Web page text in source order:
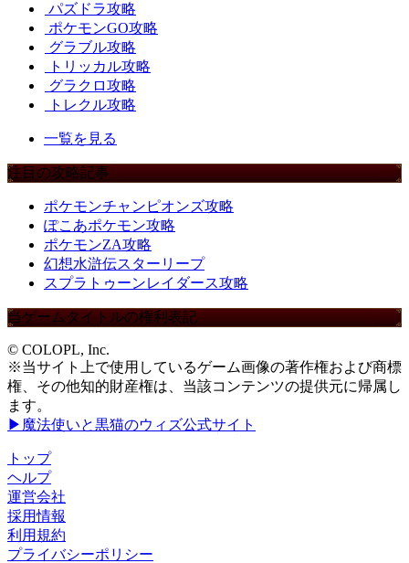
パズドラ攻略
ポケモンGO攻略
グラブル攻略
トリッカル攻略
グラクロ攻略
トレクル攻略
一覧を見る
注目の攻略記事
ポケモンチャンピオンズ攻略
ぽこあポケモン攻略
ポケモンZA攻略
幻想水滸伝スターリープ
スプラトゥーンレイダース攻略
当ゲームタイトルの権利表記
© COLOPL, Inc.
※当サイト上で使用しているゲーム画像の著作権および商標
権、その他知的財産権は、当該コンテンツの提供元に帰属し
ます。
▶魔法使いと黒猫のウィズ公式サイト
トップ
ヘルプ
運営会社
採用情報
利用規約
プライバシーポリシー